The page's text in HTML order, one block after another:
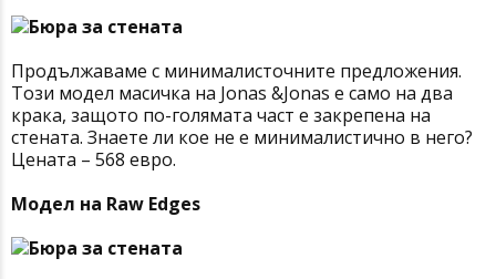
Продължаваме с минималисточните предложения.
Този модел масичка на Jonas &Jonas е само на два
крака, защото по-голямата част е закрепена на
стената. Знаете ли кое не е минималистично в него?
Цената – 568 евро.
Модел на Raw Edges